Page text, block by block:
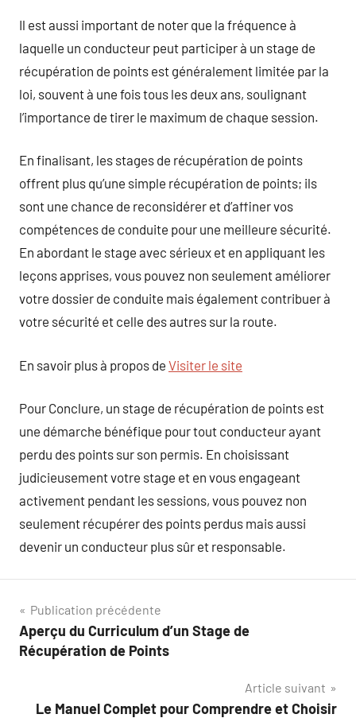
Il est aussi important de noter que la fréquence à
laquelle un conducteur peut participer à un stage de
récupération de points est généralement limitée par la
loi, souvent à une fois tous les deux ans, soulignant
l’importance de tirer le maximum de chaque session.
En finalisant, les stages de récupération de points
offrent plus qu’une simple récupération de points; ils
sont une chance de reconsidérer et d’affiner vos
compétences de conduite pour une meilleure sécurité.
En abordant le stage avec sérieux et en appliquant les
leçons apprises, vous pouvez non seulement améliorer
votre dossier de conduite mais également contribuer à
votre sécurité et celle des autres sur la route.
En savoir plus à propos de Visiter le site
Pour Conclure, un stage de récupération de points est
une démarche bénéfique pour tout conducteur ayant
perdu des points sur son permis. En choisissant
judicieusement votre stage et en vous engageant
activement pendant les sessions, vous pouvez non
seulement récupérer des points perdus mais aussi
devenir un conducteur plus sûr et responsable.
Navigation
de
Publication précédente
Aperçu du Curriculum d’un Stage de
Récupération de Points
Article suivant
Le Manuel Complet pour Comprendre et Choisir